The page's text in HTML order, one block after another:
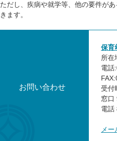
ただし、疾病や就学等、他の要件が
きます。
お問い合わせ
保育
所在
電話
受付
窓口
電話
メ